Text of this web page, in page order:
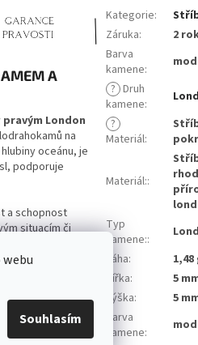
Souhlasím
A
pravým London
na
oceánu, je
podporuje
a schopnost
situacím či
mezi vedoucími
pochybnosti a
považován za
Kategorie:
Záruka:
2
Barva
kamene:
? Druh
kamene:
?
Materiál:
Materiál::
Typ
kamene::
Váha:
1,48
Šířka:
5
Výška:
5
Barva
kamene: